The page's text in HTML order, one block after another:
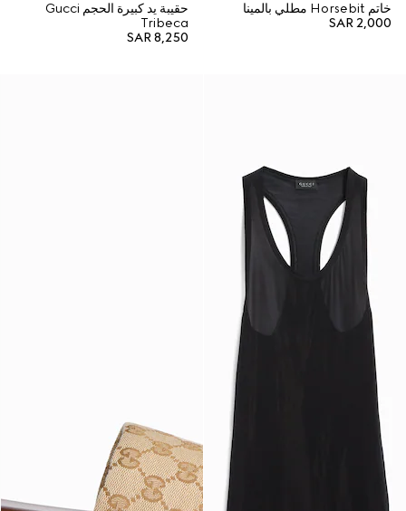
خاتم Horsebit مطلي بالمينا
SAR 2,000
حقيبة يد كبيرة الحجم Gucci
Tribeca
SAR 8,250